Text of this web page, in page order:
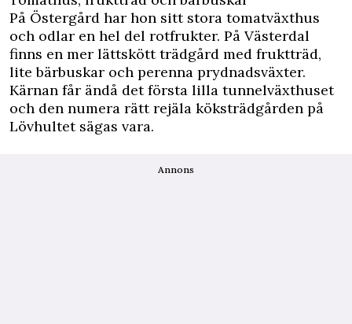
På Östergård har hon sitt stora tomatväxthus
och odlar en hel del rotfrukter. På Västerdal
finns en mer lättskött trädgård med fruktträd,
lite bärbuskar och perenna prydnadsväxter.
Kärnan får ändå det första lilla tunnelväxthuset
och den numera rätt rejäla köksträdgården på
Lövhultet sägas vara.
Annons